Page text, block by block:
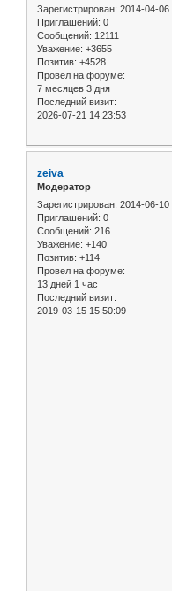
Зарегистрирован: 2014-04-06
Приглашений: 0
Сообщений: 12111
Уважение: +3655
Позитив: +4528
Провел на форуме:
7 месяцев 3 дня
Последний визит:
2026-07-21 14:23:53
zeiva
Модератор
Зарегистрирован: 2014-06-10
Приглашений: 0
Сообщений: 216
Уважение: +140
Позитив: +114
Провел на форуме:
13 дней 1 час
Последний визит:
2019-03-15 15:50:09